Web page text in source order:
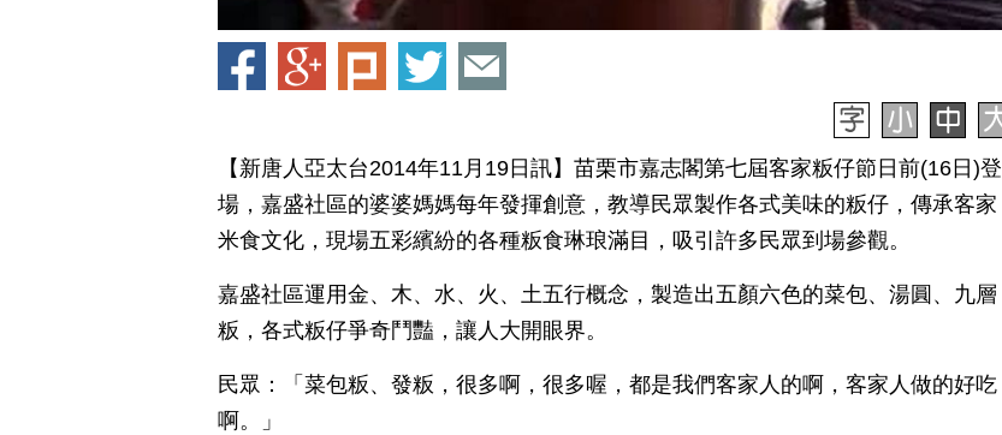
【新唐人亞太台2014年11月19日訊】苗栗市嘉志閣第七屆客家粄仔節日前(16日)登
場，嘉盛社區的婆婆媽媽每年發揮創意，教導民眾製作各式美味的粄仔，傳承客家
米食文化，現場五彩繽紛的各種粄食琳琅滿目，吸引許多民眾到場參觀。
嘉盛社區運用金、木、水、火、土五行概念，製造出五顏六色的菜包、湯圓、九層
粄，各式粄仔爭奇鬥豔，讓人大開眼界。
民眾：「菜包粄、發粄，很多啊，很多喔，都是我們客家人的啊，客家人做的好吃
啊。」